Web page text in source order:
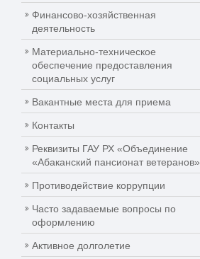
Финансово-хозяйственная
деятельность
Материально-техническое
обеспечение предоставления
социальных услуг
Вакантные места для приема
Контакты
Реквизиты ГАУ РХ «Объединение
«Абаканский пансионат ветеранов»
Противодействие коррупции
Часто задаваемые вопросы по
оформлению
Активное долголетие